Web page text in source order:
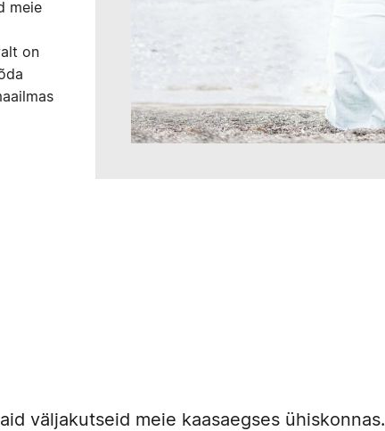
meie
on
väljakutseid meie kaasaegses ühiskonnas.